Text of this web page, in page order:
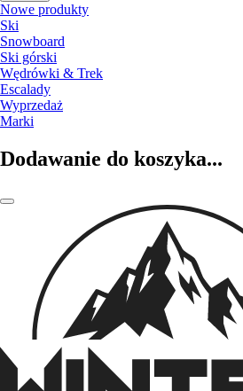
Nowe produkty
Ski
Snowboard
Ski górski
Wędrówki & Trek
Escalady
Wyprzedaż
Marki
Dodawanie do koszyka...